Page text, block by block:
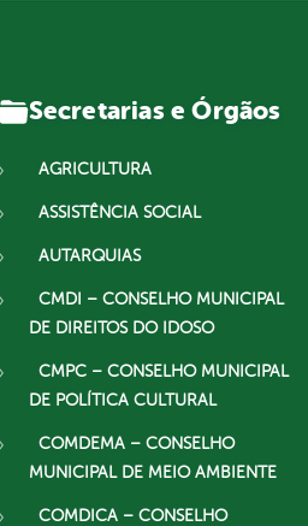
Secretarias e Órgãos
AGRICULTURA
ASSISTÊNCIA SOCIAL
AUTARQUIAS
CMDI – CONSELHO MUNICIPAL
DE DIREITOS DO IDOSO
CMPC – CONSELHO MUNICIPAL
DE POLÍTICA CULTURAL
COMDEMA – CONSELHO
MUNICIPAL DE MEIO AMBIENTE
COMDICA – CONSELHO